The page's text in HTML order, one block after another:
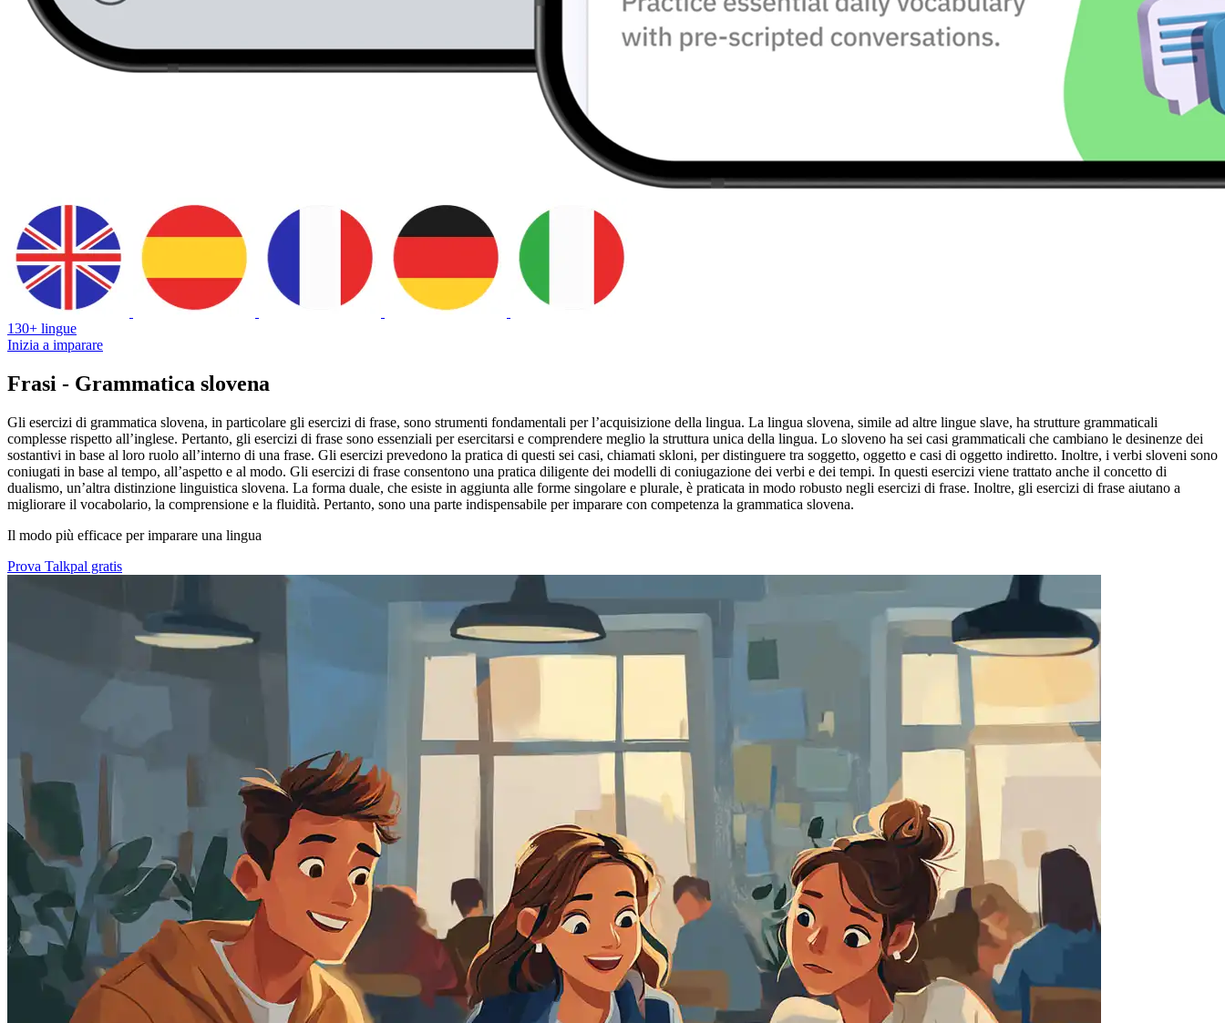
130+ lingue
Inizia a imparare
Frasi - Grammatica slovena
Gli esercizi di grammatica slovena, in particolare gli esercizi di frase, sono strumenti fondamentali per l’acquisizione della lingua. La lingua slovena, simile ad altre lingue slave, ha strutture grammaticali
complesse rispetto all’inglese. Pertanto, gli esercizi di frase sono essenziali per esercitarsi e comprendere meglio la struttura unica della lingua. Lo sloveno ha sei casi grammaticali che cambiano le desinenze dei
sostantivi in base al loro ruolo all’interno di una frase. Gli esercizi prevedono la pratica di questi sei casi, chiamati skloni, per distinguere tra soggetto, oggetto e casi di oggetto indiretto. Inoltre, i verbi sloveni sono
coniugati in base al tempo, all’aspetto e al modo. Gli esercizi di frase consentono una pratica diligente dei modelli di coniugazione dei verbi e dei tempi. In questi esercizi viene trattato anche il concetto di
dualismo, un’altra distinzione linguistica slovena. La forma duale, che esiste in aggiunta alle forme singolare e plurale, è praticata in modo robusto negli esercizi di frase. Inoltre, gli esercizi di frase aiutano a
migliorare il vocabolario, la comprensione e la fluidità. Pertanto, sono una parte indispensabile per imparare con competenza la grammatica slovena.
Il modo più efficace per imparare una lingua
Prova Talkpal gratis